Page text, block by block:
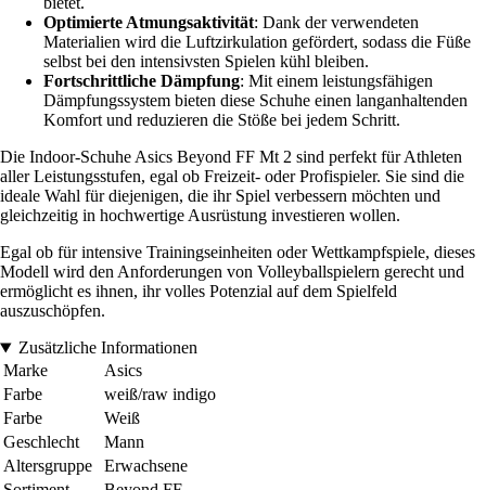
Optimierte Atmungsaktivität: Dank der verwendeten
Materialien wird die Luftzirkulation gefördert, sodass die Füße
selbst bei den intensivsten Spielen kühl bleiben.
Fortschrittliche Dämpfung: Mit einem leistungsfähigen
Dämpfungssystem bieten diese Schuhe einen langanhaltenden
Komfort und reduzieren die Stöße bei jedem Schritt.
Die Indoor-Schuhe Asics Beyond FF Mt 2 sind perfekt für Athleten
aller Leistungsstufen, egal ob Freizeit- oder Profispieler. Sie sind die
ideale Wahl für diejenigen, die ihr Spiel verbessern möchten und
gleichzeitig in hochwertige Ausrüstung investieren wollen.
Egal ob für intensive Trainingseinheiten oder Wettkampfspiele, dieses
Modell wird den Anforderungen von Volleyballspielern gerecht und
ermöglicht es ihnen, ihr volles Potenzial auf dem Spielfeld
auszuschöpfen.
Zusätzliche Informationen
Marke
Asics
Farbe
weiß/raw indigo
Farbe
Weiß
Geschlecht
Mann
Altersgruppe
Erwachsene